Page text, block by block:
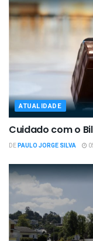
ATUALIDADE
Cuidado com o
DEPAULO JORGE SILVA